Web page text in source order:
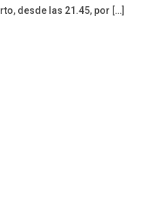
desde las 21.45, por […]